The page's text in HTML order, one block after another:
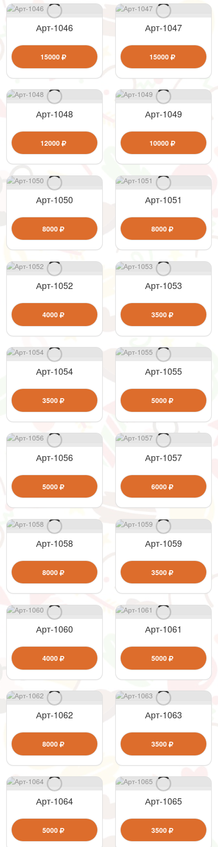
Арт-1046
15000
Арт-1047
15000
Арт-1048
12000
Арт-1049
10000
Арт-1050
8000
Арт-1051
8000
Арт-1052
4000
Арт-1053
3500
Арт-1054
3500
Арт-1055
5000
Арт-1056
5000
Арт-1057
6000
Арт-1058
8000
Арт-1059
3500
Арт-1060
4000
Арт-1061
5000
Арт-1062
8000
Арт-1063
3500
Арт-1064
5000
Арт-1065
3500